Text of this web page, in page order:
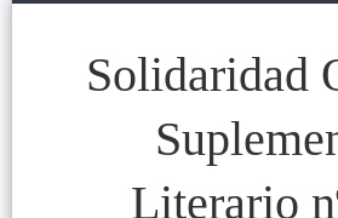
Solidaridad
Literario